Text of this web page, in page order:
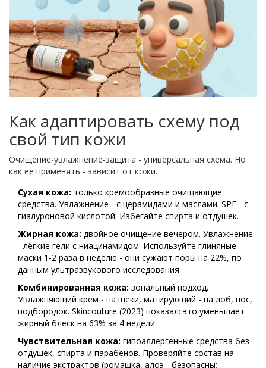
Как адаптировать схему под
свой тип кожи
Очищение-увлажнение-защита - универсальная схема. Но
как её применять - зависит от кожи.
Сухая кожа: только кремообразные очищающие
средства. Увлажнение - с церамидами и маслами. SPF - с
гиалуроновой кислотой. Избегайте спирта и отдушек.
Жирная кожа: двойное очищение вечером. Увлажнение
- лёгкие гели с ниацинамидом. Используйте глиняные
маски 1-2 раза в неделю - они сужают поры на 22%, по
данным ультразвукового исследования.
Комбинированная кожа: зональный подход.
Увлажняющий крем - на щёки, матирующий - на лоб, нос,
подбородок. Skincouture (2023) показал: это уменьшает
жирный блеск на 63% за 4 недели.
Чувствительная кожа: гипоаллергенные средства без
отдушек, спирта и парабенов. Проверяйте состав на
наличие экстрактов (ромашка, алоэ - безопасны;